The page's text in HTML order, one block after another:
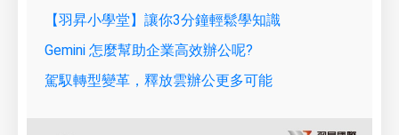
【羽昇小學堂】讓你3分鐘輕鬆學知識
Gemini 怎麼幫助企業高效辦公呢?
駕馭轉型變革，釋放雲辦公更多可能